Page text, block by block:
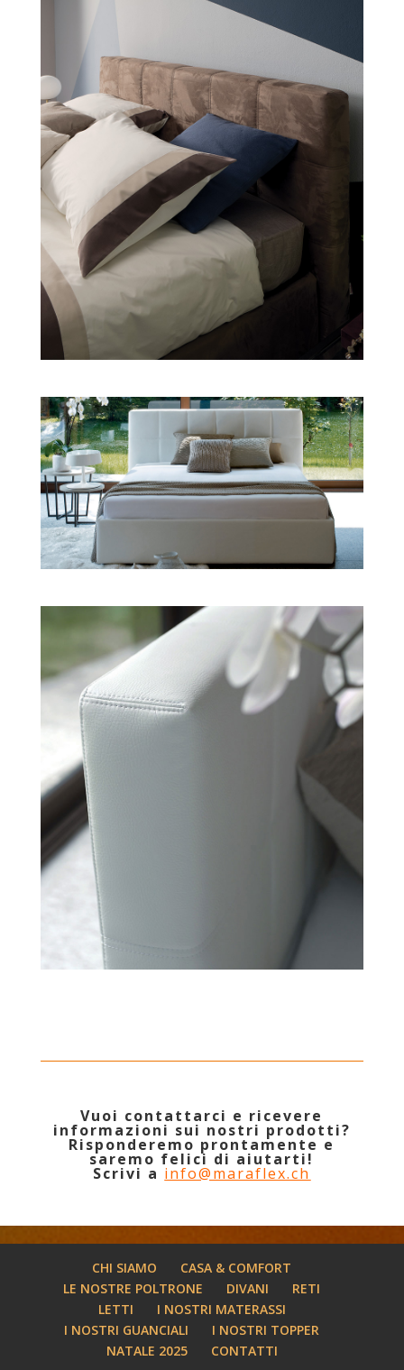
Vuoi contattarci e ricevere
informazioni sui nostri prodotti?
Risponderemo prontamente e
saremo felici di aiutarti!
Scrivi a info@maraflex.ch
CHI SIAMO
CASA & COMFORT
LE NOSTRE POLTRONE
DIVANI
RETI
LETTI
I NOSTRI MATERASSI
I NOSTRI GUANCIALI
I NOSTRI TOPPER
NATALE 2025
CONTATTI